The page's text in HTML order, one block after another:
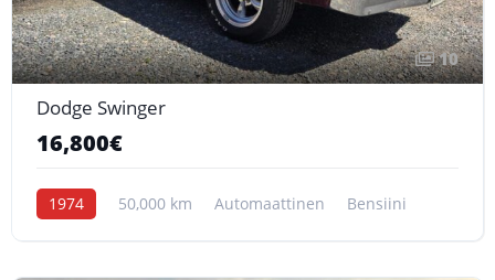
10
Dodge Swinger
16,800€
1974 50,000 km Automaattinen Bensiini